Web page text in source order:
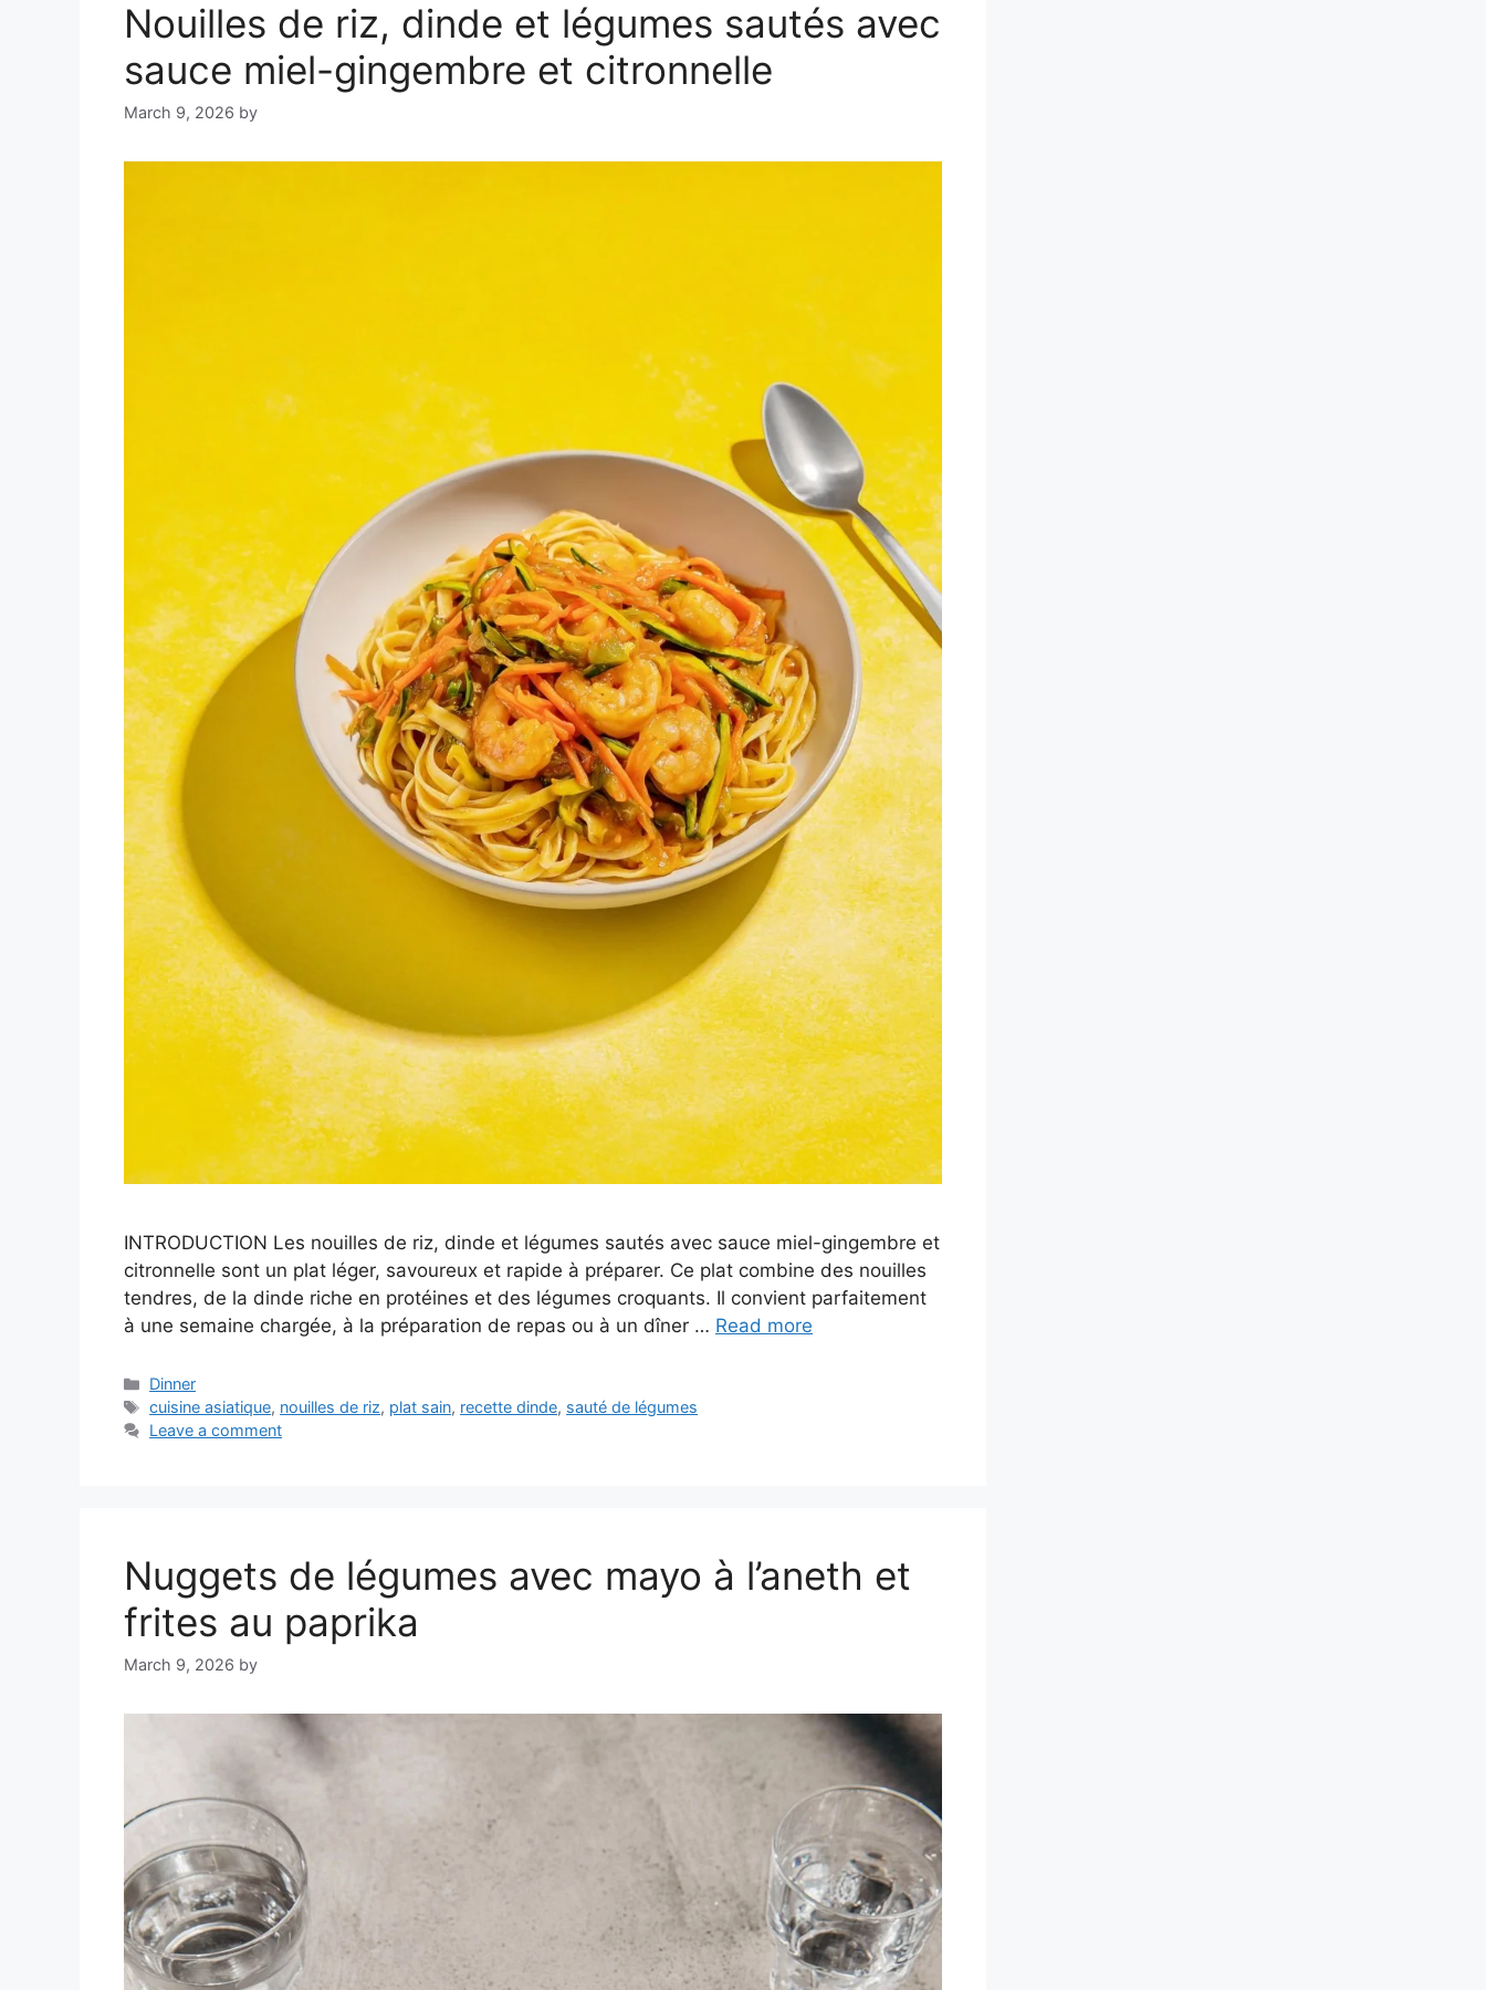
Nouilles de riz, dinde et légumes sautés avec
sauce miel-gingembre et citronnelle
March 9, 2026 by
INTRODUCTION Les nouilles de riz, dinde et légumes sautés avec sauce miel-gingembre et
citronnelle sont un plat léger, savoureux et rapide à préparer. Ce plat combine des nouilles
tendres, de la dinde riche en protéines et des légumes croquants. Il convient parfaitement
à une semaine chargée, à la préparation de repas ou à un dîner … Read more
Categories
Dinner
Tags
cuisine asiatique, nouilles de riz, plat sain, recette dinde, sauté de légumes
Leave a comment
Nuggets de légumes avec mayo à l’aneth et
frites au paprika
March 9, 2026 by